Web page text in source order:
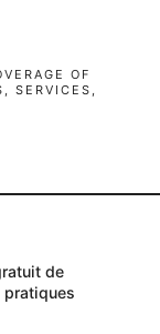
OF
SERVICES,
de
pratiques